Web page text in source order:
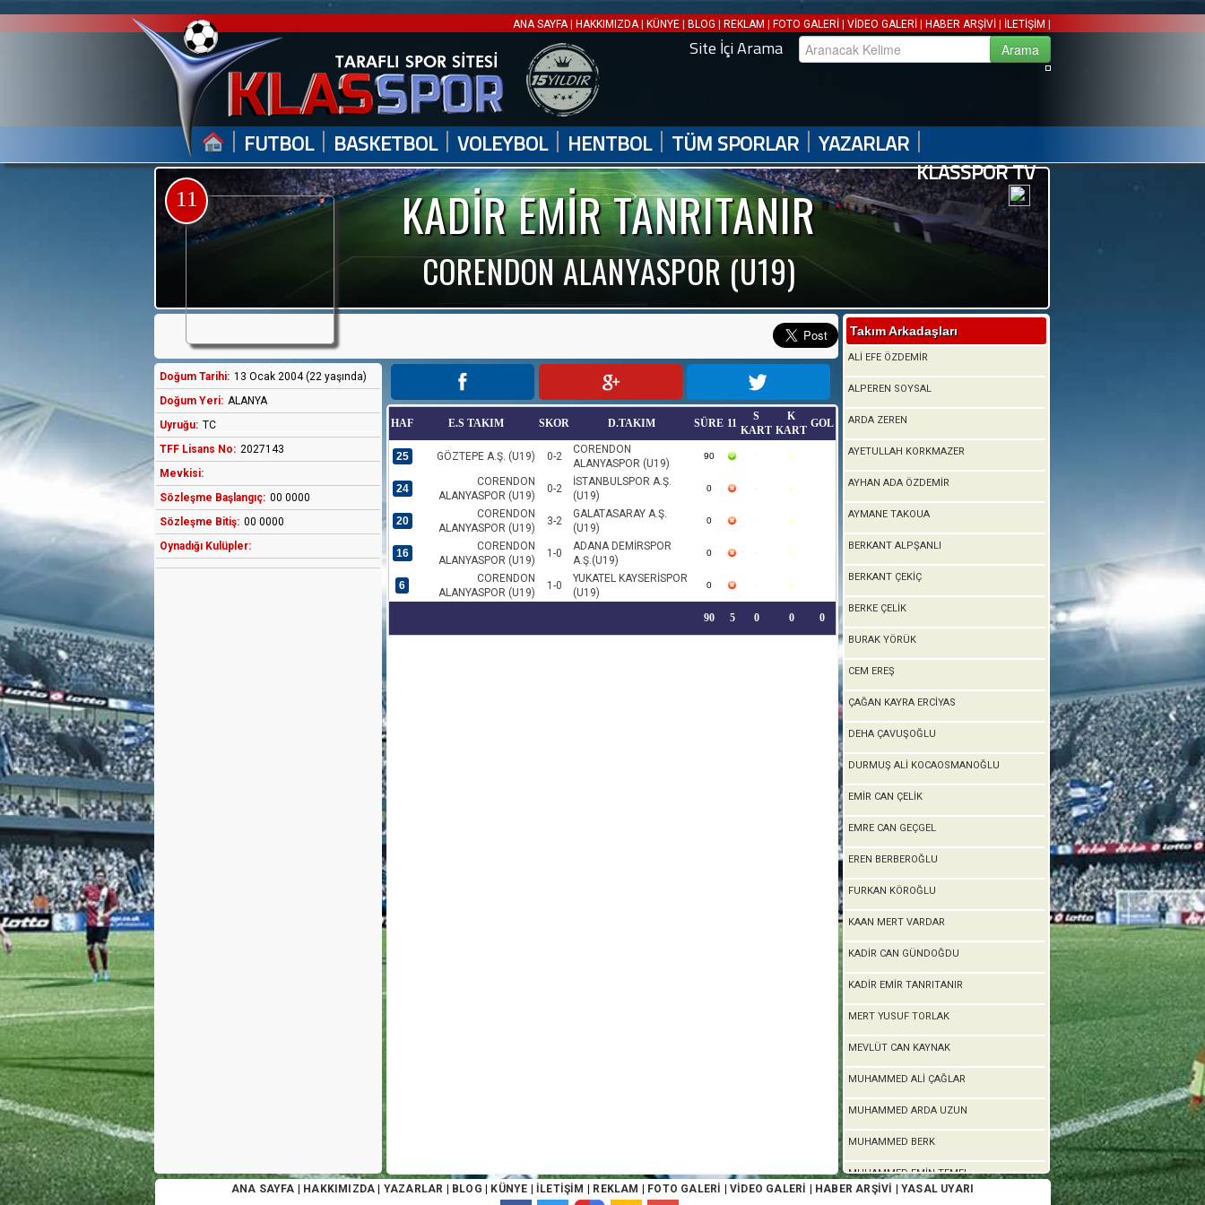
ANA SAYFA| HAKKIMIZDA| KÜNYE | BLOG | REKLAM | FOTO GALERİ | VİDEO GALERİ | HABER ARŞİVİ | İLETİŞİM |
Site İçi Arama
| FUTBOL | BASKETBOL | VOLEYBOL | HENTBOL | TÜM SPORLAR | YAZARLAR |
KLASSPOR TV
KADİR EMİR TANRITANIR
CORENDON ALANYASPOR (U19)
11
Doğum Tarihi: 13 Ocak 2004 (22 yaşında)
Doğum Yeri: ALANYA
Uyruğu: TC
TFF Lisans No: 2027143
Mevkisi:
Sözleşme Başlangıç: 00 0000
Sözleşme Bitiş: 00 0000
Oynadığı Kulüpler:
HAF E.S TAKIM SKOR D.TAKIM SÜRE 11
S
KART
K
KART
GOL
25 GÖZTEPE A.Ş. (U19) 0-2
CORENDON
ALANYASPOR (U19)
90
24
CORENDON
ALANYASPOR (U19)
0-2
İSTANBULSPOR A.Ş.
(U19)
0
20
CORENDON
ALANYASPOR (U19)
3-2
GALATASARAY A.Ş.
(U19)
0
16
CORENDON
ALANYASPOR (U19)
1-0
ADANA DEMİRSPOR
A.Ş.(U19)
0
6
CORENDON
ALANYASPOR (U19)
1-0
YUKATEL KAYSERİSPOR
(U19)
0
90 5 0 0 0
Takım Arkadaşları
ALİ EFE ÖZDEMİR
ALPEREN SOYSAL
ARDA ZEREN
AYETULLAH KORKMAZER
AYHAN ADA ÖZDEMİR
AYMANE TAKOUA
BERKANT ALPŞANLI
BERKANT ÇEKİÇ
BERKE ÇELİK
BURAK YÖRÜK
CEM EREŞ
ÇAĞAN KAYRA ERCİYAS
DEHA ÇAVUŞOĞLU
DURMUŞ ALİ KOCAOSMANOĞLU
EMİR CAN ÇELİK
EMRE CAN GEÇGEL
EREN BERBEROĞLU
FURKAN KÖROĞLU
KAAN MERT VARDAR
KADİR CAN GÜNDOĞDU
KADİR EMİR TANRITANIR
MERT YUSUF TORLAK
MEVLÜT CAN KAYNAK
MUHAMMED ALİ ÇAĞLAR
MUHAMMED ARDA UZUN
MUHAMMED BERK
MUHAMMED EMİN TEMEL
ANA SAYFA HAKKIMIZDA YAZARLAR BLOG KÜNYE İLETİŞİM REKLAM FOTO GALERİ VİDEO GALERİ HABER ARŞİVİ YASAL UYARI